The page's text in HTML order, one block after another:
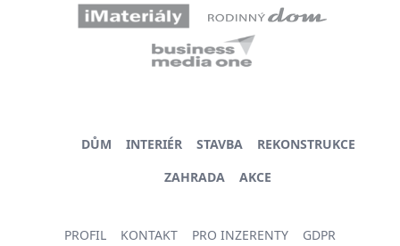
DŮM INTERIÉR STAVBA
REKONSTRUKCE
ZAHRADA
AKCE
PROFIL KONTAKT PRO INZERENTY GDPR